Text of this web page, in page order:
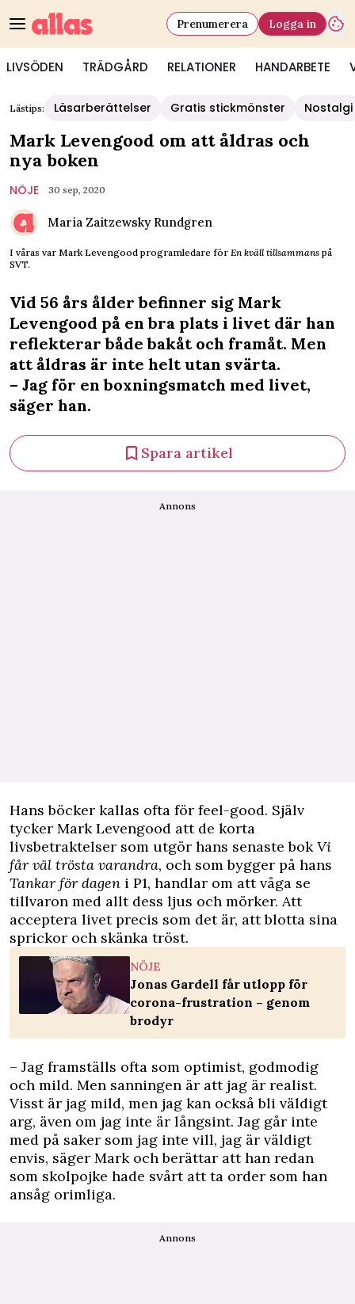
LIVSÖDEN TRÄDGÅRD RELATIONER HANDARBETE
Prenumerera Logga in
Lästips: Läsarberättelser Gratis stickmönster Nostalgi
Mark Levengood om att åldras och
nya boken
NÖJE 30 sep, 2020
Maria Zaitzewsky Rundgren
I våras var Mark Levengood programledare för En kväll tillsammans på
SVT.
Vid 56 års ålder befinner sig Mark
Levengood på en bra plats i livet där han
reflekterar både bakåt och framåt. Men
att åldras är inte helt utan svärta.
– Jag för en boxningsmatch med livet,
säger han.
Spara artikel
Annons
Hans böcker kallas ofta för feel-good. Själv
tycker Mark Levengood att de korta
livsbetraktelser som utgör hans senaste bokVi
får väl trösta varandra, och som bygger på hans
Tankar för dagen i P1, handlar om att våga se
tillvaron med allt dess ljus och mörker. Att
acceptera livet precis som det är, att blotta sina
sprickor och skänka tröst.
NÖJE
Jonas Gardell får utlopp för
corona-frustration – genom
brodyr
– Jag framställs ofta som optimist, godmodig
och mild. Men sanningen är att jag är realist.
Visst är jag mild, men jag kan också bli väldigt
arg, även om jag inte är långsint. Jag går inte
med på saker som jag inte vill, jag är väldigt
envis, säger Mark och berättar att han redan
som skolpojke hade svårt att ta order som han
ansåg orimliga.
Annons